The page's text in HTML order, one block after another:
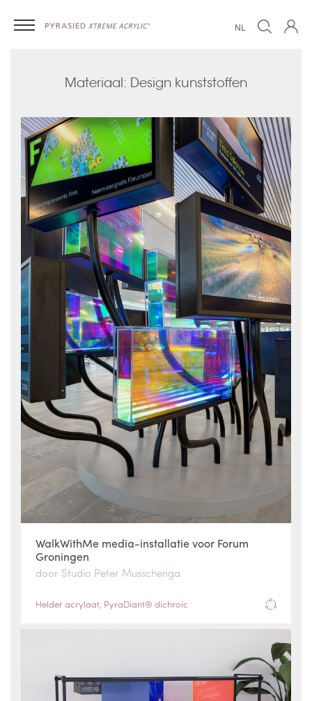
NL
Materiaal: Design kunststoffen
WalkWithMe media-installatie voor Forum
Groningen
door Studio Peter Musschenga
Helder acrylaat, PyraDiant® dichroic